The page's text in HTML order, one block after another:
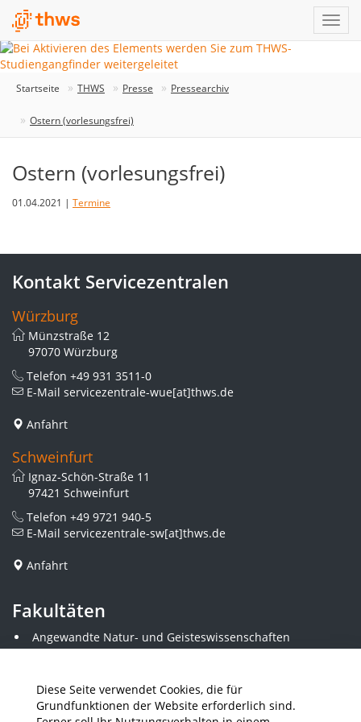
Diese Seite verwendet Cookies, die für
Grundfunktionen der Website erforderlich sind.
Startseite THWS Presse Pressearchiv
Ostern (vorlesungsfrei)
Ostern (vorlesungsfrei)
01.04.2021 | Termine
Kontakt Servicezentralen
Würzburg
Münzstraße 12
97070 Würzburg
Telefon +49 931 3511-0
E-Mail servicezentrale-wue[at]thws.de
Anfahrt
Schweinfurt
Ignaz-Schön-Straße 11
97421 Schweinfurt
Telefon +49 9721 940-5
E-Mail servicezentrale-sw[at]thws.de
Anfahrt
Fakultäten
Angewandte Natur- und Geisteswissenschaften
Angewandte Sozialwissenschaften
Elektrotechnik
Gestaltung
Informatik und Wirtschaftsinformatik